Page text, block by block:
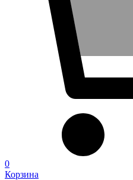
0
Корзина